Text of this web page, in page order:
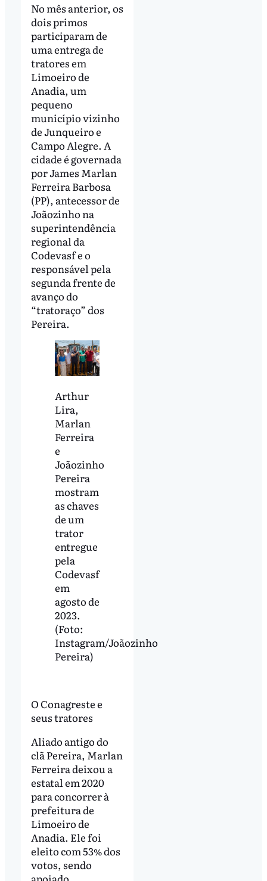
No mês anterior, os
dois primos
participaram de
uma entrega de
tratores em
Limoeiro de
Anadia, um
pequeno
município vizinho
de Junqueiro e
Campo Alegre. A
cidade é governada
por James Marlan
Ferreira Barbosa
(PP), antecessor de
Joãozinho na
superintendência
regional da
Codevasf e o
responsável pela
segunda frente de
avanço do
“tratoraço” dos
Pereira.
Arthur
Lira,
Marlan
Ferreira
e
Joãozinho
Pereira
mostram
as chaves
de um
trator
entregue
pela
Codevasf
em
agosto de
2023.
(Foto:
Instagram/Joãozinho
Pereira)
O Conagreste e
seus tratores
Aliado antigo do
clã Pereira, Marlan
Ferreira deixou a
estatal em 2020
para concorrer à
prefeitura de
Limoeiro de
Anadia. Ele foi
eleito com 53% dos
votos, sendo